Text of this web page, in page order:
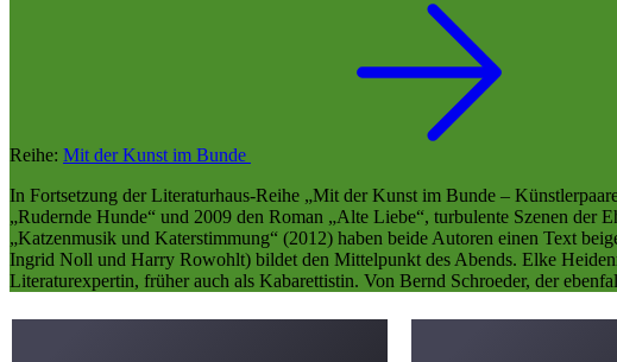
Reihe: Mit der Kunst im Bunde
In Fortsetzung der Literaturhaus-Reihe „Mit der Kunst im Bunde –
„Rudernde Hunde“ und 2009 den Roman „Alte Liebe“, turbulente Szenen der
„Katzenmusik und Katerstimmung“ (2012) haben beide Autoren einen Text
Ingrid Noll und Harry Rowohlt) bildet den Mittelpunkt des Abends. Elke
Literaturexpertin, früher auch als Kabarettistin. Von Bernd Schroeder, der